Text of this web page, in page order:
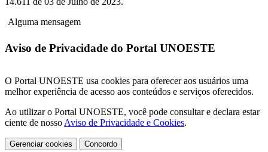
Alguma mensagem
Aviso de Privacidade do Portal UNOESTE
O Portal UNOESTE usa cookies para oferecer aos usuários uma
melhor experiência de acesso aos conteúdos e serviços oferecidos.
Ao utilizar o Portal UNOESTE, você pode consultar e declara estar
ciente de nosso Aviso de Privacidade e Cookies.
Gerenciar cookies Concordo